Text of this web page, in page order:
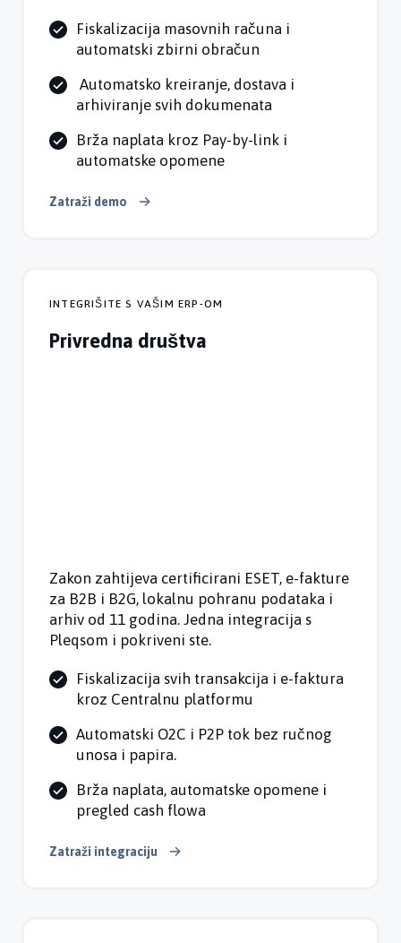
Fiskalizacija masovnih računa i
automatski zbirni obračun
Automatsko kreiranje, dostava i
arhiviranje svih dokumenata
Brža naplata kroz Pay-by-link i
automatske opomene
Zatraži demo
INTEGRIŠITE S VAŠIM ERP-OM
Privredna društva
Zakon zahtijeva certificirani ESET, e-fakture
za B2B i B2G, lokalnu pohranu podataka i
arhiv od 11 godina. Jedna integracija s
Pleqsom i pokriveni ste.
Fiskalizacija svih transakcija i e-faktura
kroz Centralnu platformu
Automatski O2C i P2P tok bez ručnog
unosa i papira.
Brža naplata, automatske opomene i
pregled cash flowa
Zatraži integraciju